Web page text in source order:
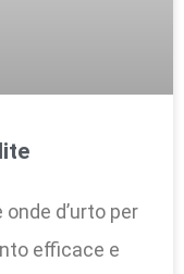
d’urto per
efficace e